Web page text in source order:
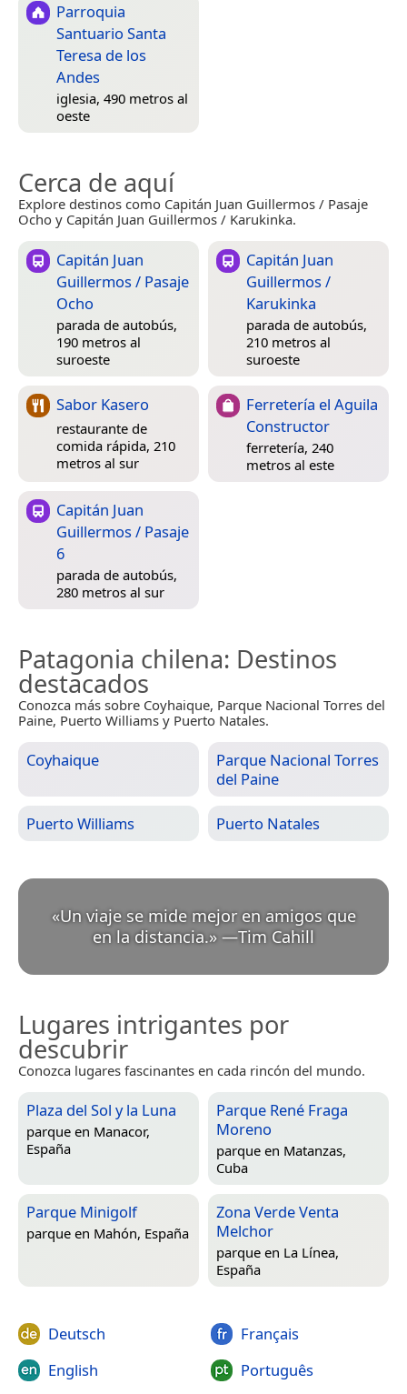
Parroquia
Santuario Santa
Teresa de los
Andes
iglesia, 490 metros al
oeste
Cerca de aquí
Explore destinos como Capitán Juan Guillermos / Pasaje
Ocho y Capitán Juan Guillermos / Karukinka.
Capitán Juan
Guillermos / Pasaje
Ocho
parada de autobús,
190 metros al
suroeste
Capitán Juan
Guillermos /
Karukinka
parada de autobús,
210 metros al
suroeste
Sabor Kasero
restaurante de
comida rápida, 210
metros al sur
Ferretería el Aguila
Constructor
ferretería, 240
metros al este
Capitán Juan
Guillermos / Pasaje
6
parada de autobús,
280 metros al sur
Patagonia chilena: Destinos
destacados
Conozca más sobre Coyhaique, Parque Nacional Torres del
Paine, Puerto Williams y Puerto Natales.
Coyhaique
Parque Nacional Torres
del Paine
Puerto Williams Puerto Natales
«Un viaje se mide mejor en amigos que
en la distancia.» —Tim Cahill
Lugares intrigantes por
descubrir
Conozca lugares fascinantes en cada rincón del mundo.
Plaza del Sol y la Luna
parque en Manacor,
España
Parque René Fraga
Moreno
parque en Matanzas,
Cuba
Parque Minigolf
parque en Mahón, España
Zona Verde Venta
Melchor
parque en La Línea,
España
Deutsch
English
Français
Português